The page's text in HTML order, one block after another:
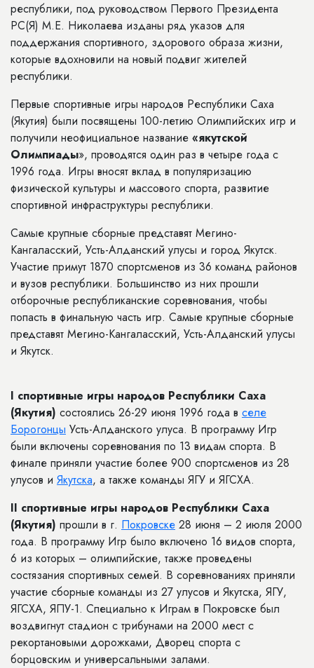
республики, под руководством Первого Президента
РС(Я) М.Е. Николаева изданы ряд указов для
поддержания спортивного, здорового образа жизни,
которые вдохновили на новый подвиг жителей
республики.
Первые спортивные игры народов Республики Саха
(Якутия) были посвящены 100-летию Олимпийских игр и
получили неофициальное название «якутской
Олимпиады», проводятся один раз в четыре года с
1996 года. Игры вносят вклад в популяризацию
физической культуры и массового спорта, развитие
спортивной инфраструктуры республики.
Самые крупные сборные представят Мегино-
Кангаласский, Усть-Алданский улусы и город Якутск.
Участие примут 1870 спортсменов из 36 команд районов
и вузов республики. Большинство из них прошли
отборочные республиканские соревнования, чтобы
попасть в финальную часть игр. Самые крупные сборные
представят Мегино-Кангаласский, Усть-Алданский улусы
и Якутск.
I спортивные игры народов Республики Саха
(Якутия) состоялись 26-29 июня 1996 года в селе
Борогонцы Усть-Алданского улуса. В программу Игр
были включены соревнования по 13 видам спорта. В
финале приняли участие более 900 спортсменов из 28
улусов и Якутска, а также команды ЯГУ и ЯГСХА.
II спортивные игры народов Республики Саха
(Якутия) прошли в г. Покровске 28 июня – 2 июля 2000
года. В программу Игр было включено 16 видов спорта,
6 из которых – олимпийские, также проведены
состязания спортивных семей. В соревнованиях приняли
участие сборные команды из 27 улусов и Якутска, ЯГУ,
ЯГСХА, ЯПУ-1. Специально к Играм в Покровске был
воздвигнут стадион с трибунами на 2000 мест с
рекортановыми дорожками, Дворец спорта с
борцовским и универсальными залами.